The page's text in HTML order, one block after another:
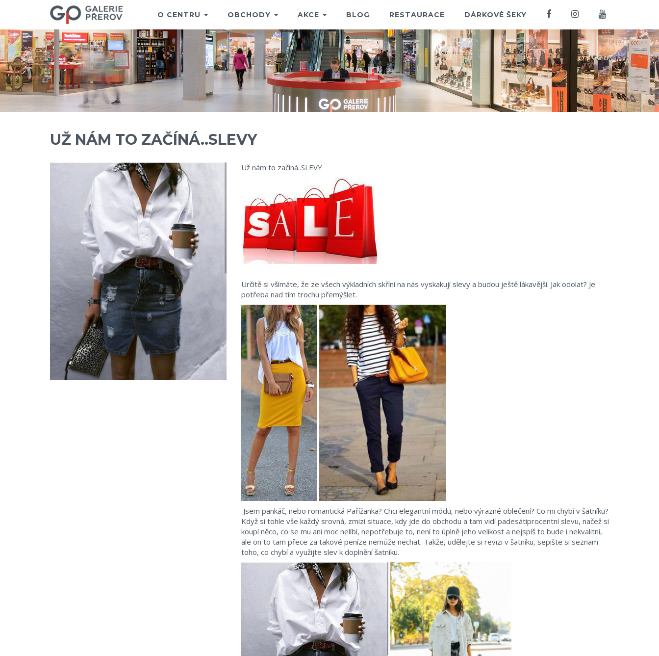
O CENTRU OBCHODY AKCE BLOG RESTAURACE DÁRKOVÉ ŠEKY
UŽ NÁM TO ZAČÍNÁ..SLEVY
Už nám to začíná..SLEVY
Určitě si všímáte, že ze všech výkladních skříní na nás vyskakují slevy a budou ještě lákavější. Jak odolat? Je
potřeba nad tím trochu přemýšlet.
Jsem pankáč, nebo romantická Pařížanka? Chci elegantní módu, nebo výrazné oblečení? Co mi chybí v šatníku?
Když si tohle vše každý srovná, zmizí situace, kdy jde do obchodu a tam vidí padesátiprocentní slevu, načež si
koupí něco, co se mu ani moc nelíbí, nepotřebuje to, není to úplně jeho velikost a nejspíš to bude i nekvalitní,
ale on to tam přece za takové peníze nemůže nechat. Takže, udělejte si revizi v šatníku, sepište si seznam
toho, co chybí a využijte slev k doplnění šatníku.